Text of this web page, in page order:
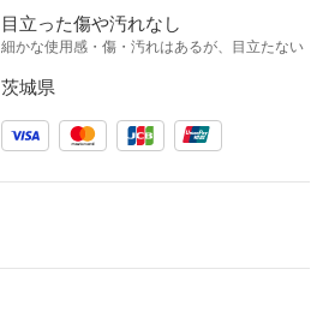
目立った傷や汚れなし
細かな使用感・傷・汚れはあるが、目立たない
茨城県